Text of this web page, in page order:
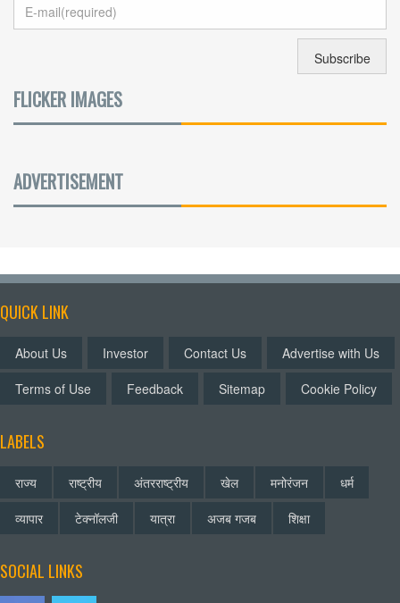
FLICKER IMAGES
ADVERTISEMENT
QUICK LINK
About Us Investor Contact Us
Advertise with Us
Terms of Use
Feedback Sitemap Cookie Policy
LABELS
राज्य राष्ट्रीय अंतरराष्ट्रीय खेल मनोरंजन
धर्म
व्यापार
टेक्नॉलजी यात्रा अजब गजब शिक्षा
SOCIAL LINKS